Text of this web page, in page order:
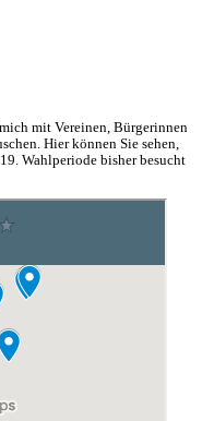
mit Vereinen, Bürgerinnen
Hier können Sie sehen,
Wahlperiode bisher besucht